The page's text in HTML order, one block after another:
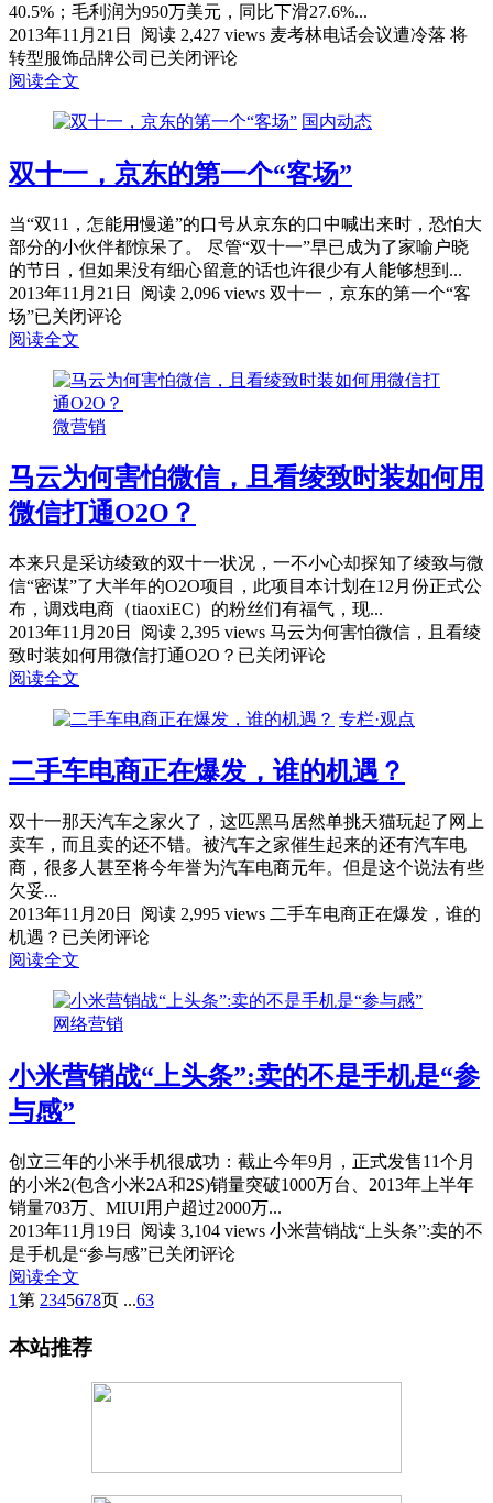
40.5%；毛利润为950万美元，同比下滑27.6%...
2013年11月21日
阅读 2,427 views 麦考林电话会议遭冷落 将
转型服饰品牌公司 已关闭评论
阅读全文
国内动态
双十一，京东的第一个“客场”
当“双11，怎能用慢递”的口号从京东的口中喊出来时，恐怕大
部分的小伙伴都惊呆了。 尽管“双十一”早已成为了家喻户晓
的节日，但如果没有细心留意的话也许很少有人能够想到...
2013年11月21日
阅读 2,096 views 双十一，京东的第一个“客
场”已关闭评论
阅读全文
微营销
马云为何害怕微信，且看绫致时装如何用
微信打通O2O？
本来只是采访绫致的双十一状况，一不小心却探知了绫致与微
信“密谋”了大半年的O2O项目，此项目本计划在12月份正式公
布，调戏电商（tiaoxiEC）的粉丝们有福气，现...
2013年11月20日
阅读 2,395 views 马云为何害怕微信，且看绫
致时装如何用微信打通O2O？ 已关闭评论
阅读全文
专栏·观点
二手车电商正在爆发，谁的机遇？
双十一那天汽车之家火了，这匹黑马居然单挑天猫玩起了网上
卖车，而且卖的还不错。被汽车之家催生起来的还有汽车电
商，很多人甚至将今年誉为汽车电商元年。但是这个说法有些
欠妥...
2013年11月20日
阅读 2,995 views 二手车电商正在爆发，谁的
机遇？ 已关闭评论
阅读全文
网络营销
小米营销战“上头条”:卖的不是手机是“参
与感”
创立三年的小米手机很成功：截止今年9月，正式发售11个月
的小米2(包含小米2A和2S)销量突破1000万台、2013年上半年
销量703万、MIUI用户超过2000万...
2013年11月19日
阅读 3,104 views 小米营销战“上头条”:卖的不
是手机是“参与感”已关闭评论
阅读全文
1第 2345678页 ...63
本站推荐